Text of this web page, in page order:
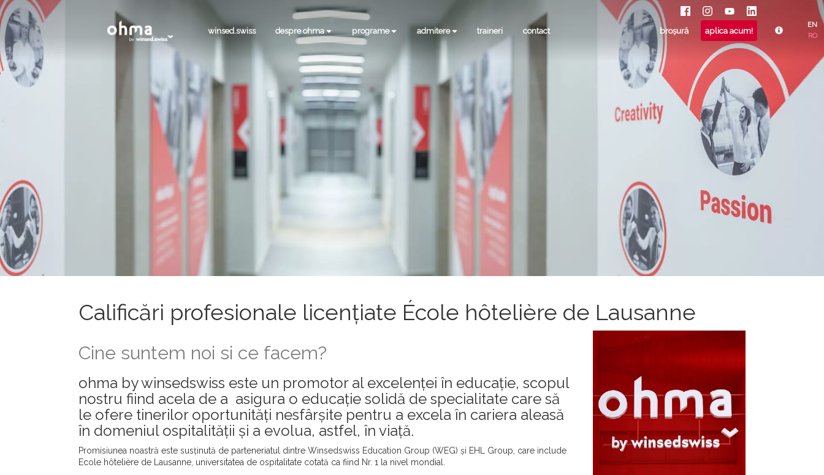
winsed.swiss despre ohma programe admitere traineri contact broșură aplica acum!
EN
RO
Calificări profesionale licențiate École hôtelière de Lausanne
Cine suntem noi si ce facem?
ohma by winsedswiss este un promotor al excelenței în educație, scopul
nostru fiind acela de a asigura o educație solidă de specialitate care să
le ofere tinerilor oportunități nesfârșite pentru a excela în cariera aleasă
în domeniul ospitalității și a evolua, astfel, în viață.
Promisiunea noastră este susținută de parteneriatul dintre Winsedswiss Education Group (WEG) și EHL Group, care include
Ecole hôtelière de Lausanne, universitatea de ospitalitate cotată ca fiind Nr. 1 la nivel mondial.